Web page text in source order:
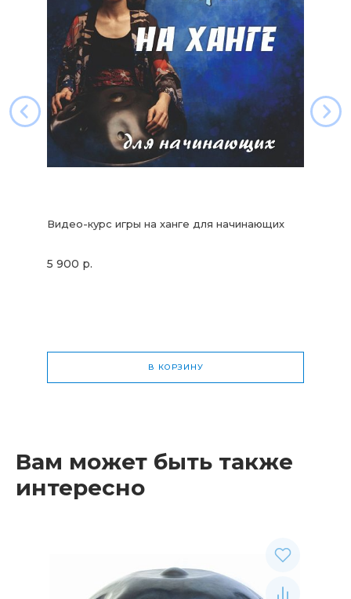
Видео-курс игры на ханге для начинающих
5 900 р.
В КОРЗИНУ
Вам может быть также
интересно